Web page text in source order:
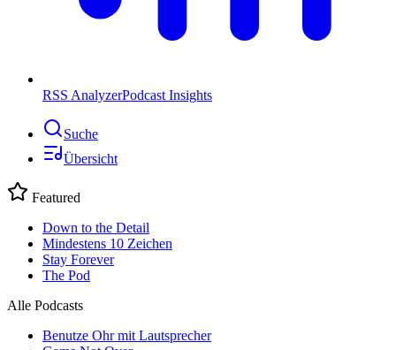
RSS AnalyzerPodcast Insights
Suche
Übersicht
Featured
Down to the Detail
Mindestens 10 Zeichen
Stay Forever
The Pod
Alle Podcasts
Benutze Ohr mit Lautsprecher